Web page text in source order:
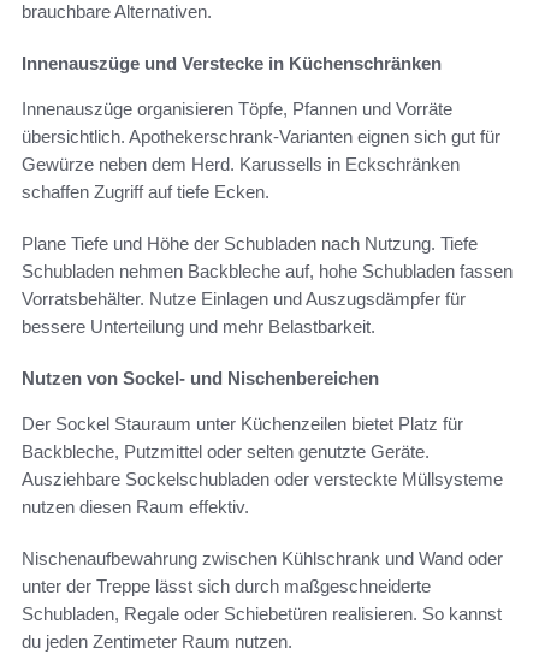
brauchbare Alternativen.
Innenauszüge und Verstecke in Küchenschränken
Innenauszüge organisieren Töpfe, Pfannen und Vorräte
übersichtlich. Apothekerschrank-Varianten eignen sich gut für
Gewürze neben dem Herd. Karussells in Eckschränken
schaffen Zugriff auf tiefe Ecken.
Plane Tiefe und Höhe der Schubladen nach Nutzung. Tiefe
Schubladen nehmen Backbleche auf, hohe Schubladen fassen
Vorratsbehälter. Nutze Einlagen und Auszugsdämpfer für
bessere Unterteilung und mehr Belastbarkeit.
Nutzen von Sockel- und Nischenbereichen
Der Sockel Stauraum unter Küchenzeilen bietet Platz für
Backbleche, Putzmittel oder selten genutzte Geräte.
Ausziehbare Sockelschubladen oder versteckte Müllsysteme
nutzen diesen Raum effektiv.
Nischenaufbewahrung zwischen Kühlschrank und Wand oder
unter der Treppe lässt sich durch maßgeschneiderte
Schubladen, Regale oder Schiebetüren realisieren. So kannst
du jeden Zentimeter Raum nutzen.